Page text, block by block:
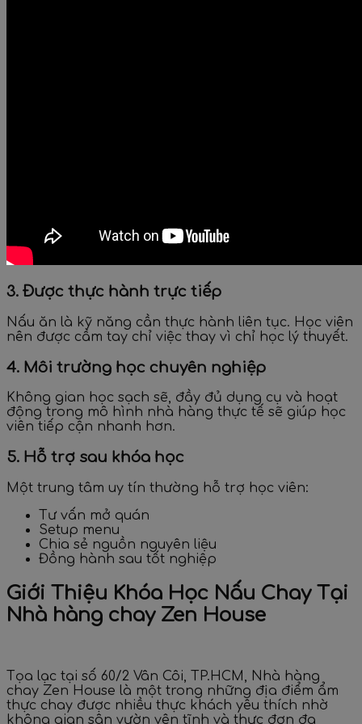
3. Được thực hành trực tiếp
Nấu ăn là kỹ năng cần thực hành liên tục. Học viên
nên được cầm tay chỉ việc thay vì chỉ học lý thuyết.
4. Môi trường học chuyên nghiệp
Không gian học sạch sẽ, đầy đủ dụng cụ và hoạt
động trong mô hình nhà hàng thực tế sẽ giúp học
viên tiếp cận nhanh hơn.
5. Hỗ trợ sau khóa học
Một trung tâm uy tín thường hỗ trợ học viên:
Tư vấn mở quán
Setup menu
Chia sẻ nguồn nguyên liệu
Đồng hành sau tốt nghiệp
Giới Thiệu Khóa Học Nấu Chay Tại
Nhà hàng chay Zen House
Tọa lạc tại số 60/2 Vân Côi, TP.HCM, Nhà hàng
chay Zen House là một trong những địa điểm ẩm
thực chay được nhiều thực khách yêu thích nhờ
không gian sân vườn yên tĩnh và thực đơn đa